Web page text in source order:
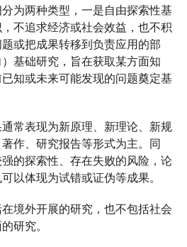
分为两种类型，一是自由探索性基
不追求经济或社会效益，也不积
或把成果转移到负责应用的部
基础研究，旨在获取某方面知
知或未来可能发现的问题奠定基
通常表现为新原理、新理论、新规
作、研究报告等形式为主。同
的探索性、存在失败的风险，论
以体现为试错或证伪等成果。
在境外开展的研究，也不包括社会
研究。